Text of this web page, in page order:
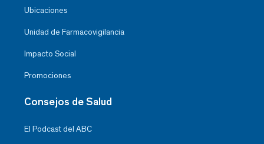
Ubicaciones
Unidad de Farmacovigilancia
Impacto Social
Promociones
Consejos de Salud
El Podcast del ABC